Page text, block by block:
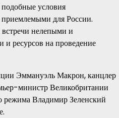
условия
для России.
встречи нелепыми и
и ресурсов на проведение
Эммануэль Макрон, канцлер
министр Великобритании
режима Владимир Зеленский